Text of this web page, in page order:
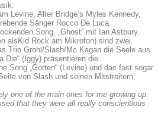
Levine, Alter Bridge’s Myles Kennedy,
Sänger Rocco De Luca.
Song, „Ghost“ mit Ian Astbury.
alsKid Rock am Mikrofon) sind zwei
Trio Grohl/Slash/Mc Kagan die Seele aus
Die“ (Iggy) präsentieren die
Song „Gotten“ (Levine) und das fast sogar
von Slash und seinen Mitstreitern.
one of the main ones for me growing up.
that they were all really conscientious